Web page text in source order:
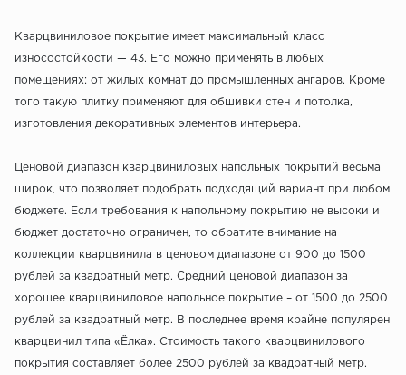
Кварцвиниловое покрытие имеет максимальный класс
износостойкости — 43. Его можно применять в любых
помещениях: от жилых комнат до промышленных ангаров. Кроме
того такую плитку применяют для обшивки стен и потолка,
изготовления декоративных элементов интерьера.
Ценовой диапазон кварцвиниловых напольных покрытий весьма
широк, что позволяет подобрать подходящий вариант при любом
бюджете. Если требования к напольному покрытию не высоки и
бюджет достаточно ограничен, то обратите внимание на
коллекции кварцвинила в ценовом диапазоне от 900 до 1500
рублей за квадратный метр. Средний ценовой диапазон за
хорошее кварцвиниловое напольное покрытие – от 1500 до 2500
рублей за квадратный метр. В последнее время крайне популярен
кварцвинил типа «Ёлка». Стоимость такого кварцвинилового
покрытия составляет более 2500 рублей за квадратный метр.